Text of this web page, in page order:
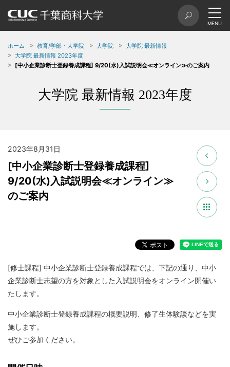
ホーム 教育/学部・大学院 大学院
大学院 最新情報
大学院 最新情報 2023年度
[中小企業診断士登録養成課程] 9/20(水)入試説明会≪オンライン≫のご案内
大学院 最新情報 2023年度
2023年8月31日
[中小企業診断士登録養成課程]
9/20(水)入試説明会≪オンライン≫
のご案内
[修士課程] 中小企業診断士登録養成課程では、下記の通り、中小
企業診断士志望の方を対象とした入試説明会をオンライン開催い
たします。
中小企業診断士登録養成課程の概要説明、修了生体験談などを実
施します。
ぜひご参加ください。